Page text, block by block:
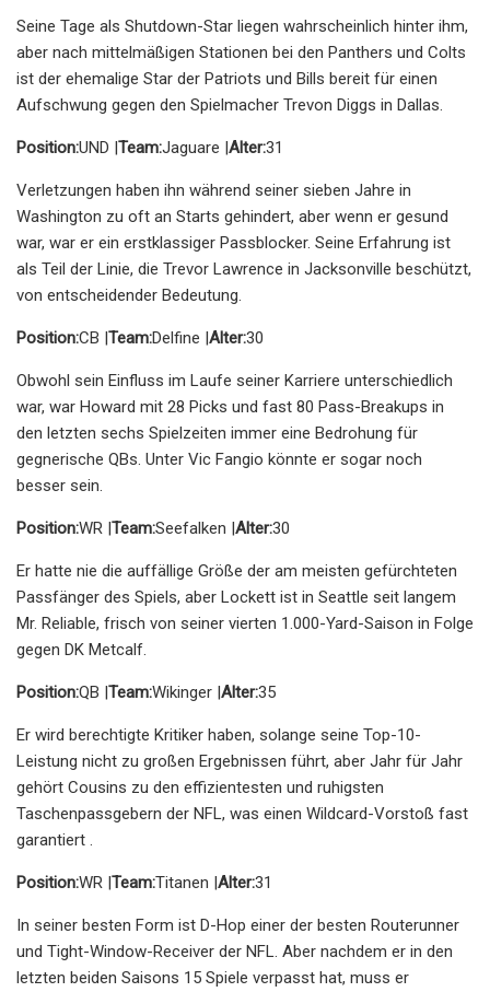
Seine Tage als Shutdown-Star liegen wahrscheinlich hinter ihm,
aber nach mittelmäßigen Stationen bei den Panthers und Colts
ist der ehemalige Star der Patriots und Bills bereit für einen
Aufschwung gegen den Spielmacher Trevon Diggs in Dallas.
Position:UND |Team:Jaguare |Alter:31
Verletzungen haben ihn während seiner sieben Jahre in
Washington zu oft an Starts gehindert, aber wenn er gesund
war, war er ein erstklassiger Passblocker. Seine Erfahrung ist
als Teil der Linie, die Trevor Lawrence in Jacksonville beschützt,
von entscheidender Bedeutung.
Position:CB |Team:Delfine |Alter:30
Obwohl sein Einfluss im Laufe seiner Karriere unterschiedlich
war, war Howard mit 28 Picks und fast 80 Pass-Breakups in
den letzten sechs Spielzeiten immer eine Bedrohung für
gegnerische QBs. Unter Vic Fangio könnte er sogar noch
besser sein.
Position:WR |Team:Seefalken |Alter:30
Er hatte nie die auffällige Größe der am meisten gefürchteten
Passfänger des Spiels, aber Lockett ist in Seattle seit langem
Mr. Reliable, frisch von seiner vierten 1.000-Yard-Saison in Folge
gegen DK Metcalf.
Position:QB |Team:Wikinger |Alter:35
Er wird berechtigte Kritiker haben, solange seine Top-10-
Leistung nicht zu großen Ergebnissen führt, aber Jahr für Jahr
gehört Cousins ​​zu den effizientesten und ruhigsten
Taschenpassgebern der NFL, was einen Wildcard-Vorstoß fast
garantiert .
Position:WR |Team:Titanen |Alter:31
In seiner besten Form ist D-Hop einer der besten Routerunner
und Tight-Window-Receiver der NFL. Aber nachdem er in den
letzten beiden Saisons 15 Spiele verpasst hat, muss er